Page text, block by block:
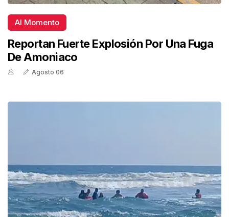
Al Momento
Reportan Fuerte Explosión Por Una Fuga
De Amoniaco
Agosto 06